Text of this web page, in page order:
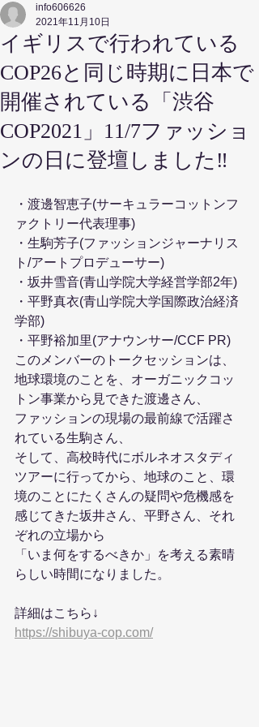
イギリスで行われている
COP26と同じ時期に日本で
開催されている「渋谷
COP2021」11/7ファッショ
ンの日に登壇しました‼️
info606626
2021年11月10日
・渡邊智恵子(サーキュラーコットンフ
ァクトリー代表理事)
・生駒芳子(ファッションジャーナリス
ト/アートプロデューサー)
・坂井雪音(青山学院大学経営学部2年)
・平野真衣(青山学院大学国際政治経済
学部)
・平野裕加里(アナウンサー/CCF PR)
このメンバーのトークセッションは、
地球環境のことを、オーガニックコッ
トン事業から見できた渡邊さん、
ファッションの現場の最前線で活躍さ
れている生駒さん、
そして、高校時代にボルネオスタディ
ツアーに行ってから、地球のこと、環
境のことにたくさんの疑問や危機感を
感じてきた坂井さん、平野さん、それ
ぞれの立場から
「いま何をするべきか」を考える素晴
らしい時間になりました。
詳細はこちら↓
https://shibuya-cop.com/